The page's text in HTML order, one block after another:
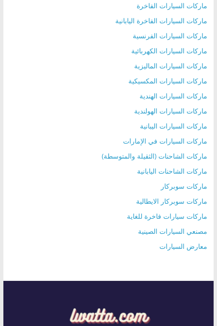
ماركات السيارات الفاخرة
ماركات السيارات الفاخرة اليابانية
ماركات السيارات الفرنسية
ماركات السيارات الكهربائية
ماركات السيارات الماليزية
ماركات السيارات المكسيكية
ماركات السيارات الهندية
ماركات السيارات الهولندية
ماركات السيارات اليبانية
ماركات السيارات في الإمارات
ماركات الشاحنات (الثقيلة والمتوسطة)
ماركات الشاحنات اليابانية
ماركات سوبركار
ماركات سوبركار الايطالية
ماركات سيارات فاخرة للغاية
مصنعي السيارات الصينية
معارض السيارات